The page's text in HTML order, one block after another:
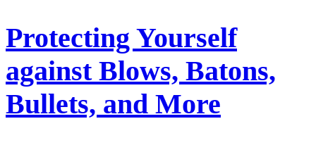
Protecting Yourself
against Blows, Batons,
Bullets, and More